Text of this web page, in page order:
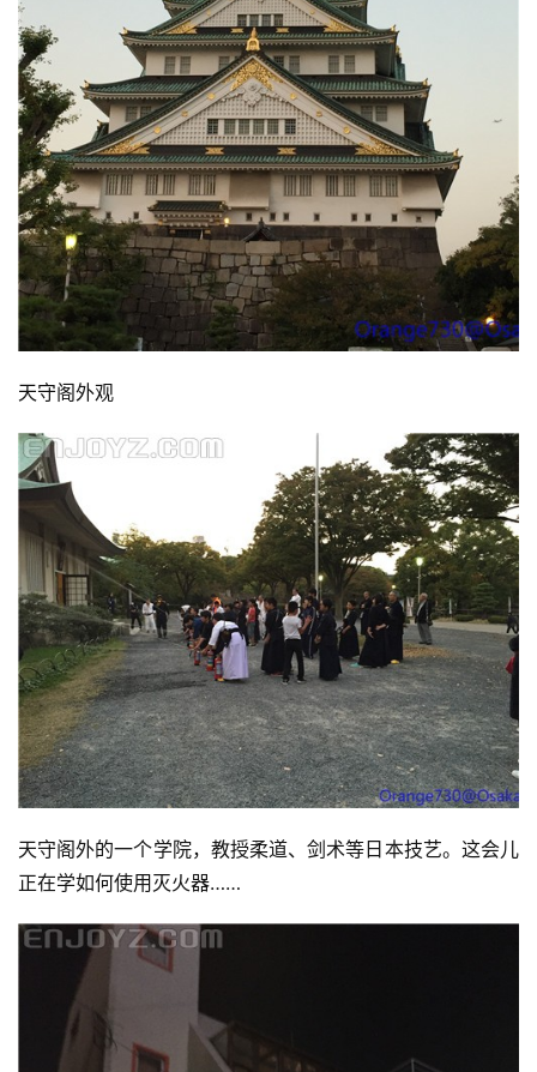
天守阁外观
天守阁外的一个学院，教授柔道、剑术等日本技艺。这会儿
正在学如何使用灭火器……